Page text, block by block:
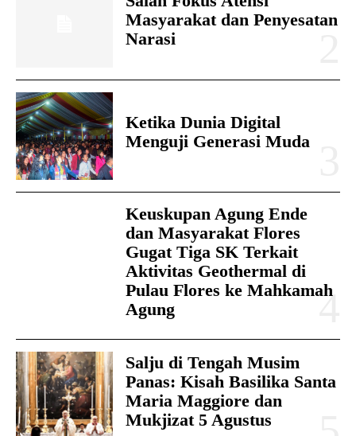
Masyarakat dan Penyesatan
Narasi
Ketika Dunia Digital
Menguji Generasi Muda
Keuskupan Agung Ende
dan Masyarakat Flores
Gugat Tiga SK Terkait
Aktivitas Geothermal di
Pulau Flores ke Mahkamah
Agung
Salju di Tengah Musim
Panas: Kisah Basilika Santa
Maria Maggiore dan
Mukjizat 5 Agustus